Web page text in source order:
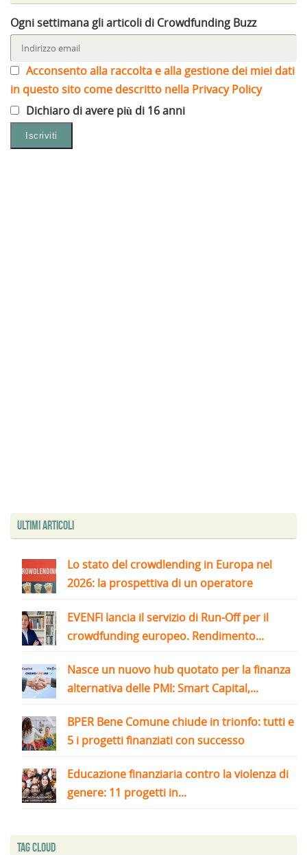
Ogni settimana gli articoli di Crowdfunding Buzz
Acconsento alla raccolta e alla gestione dei miei dati
in questo sito come descritto nella Privacy Policy
Dichiaro di avere più di 16 anni
Ultimi articoli
Lo stato del crowdlending in Europa nel
2026: la prospettiva di un operatore
EVENFI lancia il servizio di Run-Off per il
crowdfunding europeo. Rendimento...
Nasce un nuovo hub quotato per la finanza
alternativa delle PMI: Smart Capital,...
BPER Bene Comune chiude in trionfo: tutti e
5 i progetti finanziati con successo
Educazione finanziaria contro la violenza di
genere: 11 progetti in...
Tag Cloud